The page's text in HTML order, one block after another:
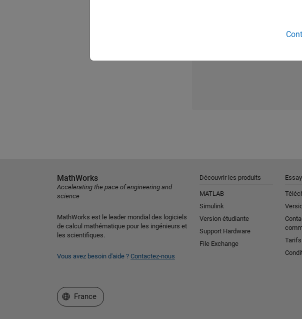
MathWorks
Accelerating the pace of engineering and
science
MathWorks est le leader mondial des logiciels
de calcul mathématique pour les ingénieurs et
les scientifiques.
Vous avez besoin d'aide ? Contactez-nous
Découvrir les produits
MATLAB
Simulink
Version étudiante
Support Hardware
File Exchange
Sélectionner un site web
France